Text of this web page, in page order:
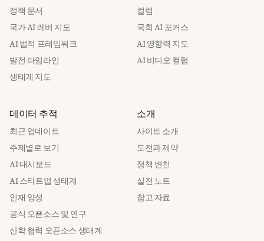
정책 문서
국가 AI 레버 지도
AI 법적 프레임워크
발전 타임라인
생태계 지도
컬럼
국회 AI 포커스
AI 영향력 지도
AI 비디오 컬럼
데이터 추적
최근 업데이트
주제별로 보기
AI 대시보드
AI 스타트업 생태계
인재 양성
공식 오픈소스 및 연구
산학 협력 오픈소스 생태계
소개
사이트 소개
도전과 제약
정책 변천
실전 노트
참고 자료